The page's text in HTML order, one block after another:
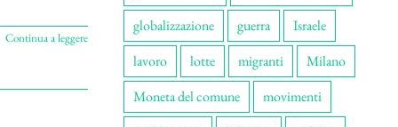
Continua a leggere
globalizzazione
guerra
Israele
lavoro
lotte migranti
Milano
Moneta del comune
movimenti